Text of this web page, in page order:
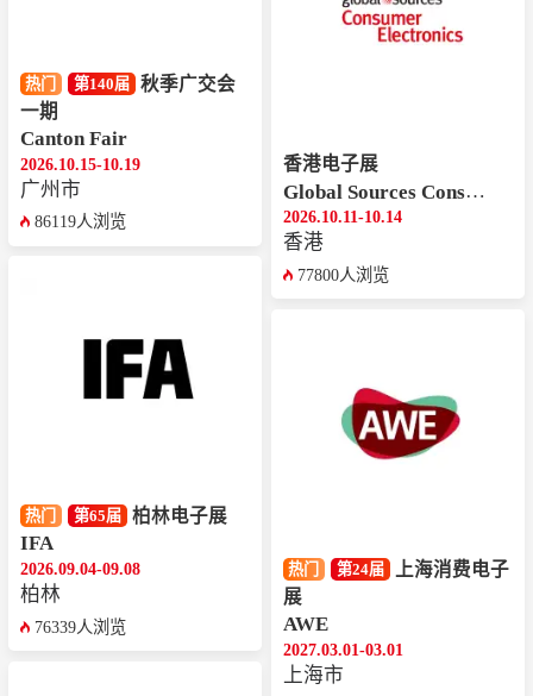
热门 第140届
秋季广交会
一期
Canton Fair
2026.10.15-10.19
广州市
86119人浏览
热门 第65届 柏林电子展
IFA
2026.09.04-09.08
柏林
76339人浏览
香港电子展
Global Sources Consumer Electronics
2026.10.11-10.14
香港
77800人浏览
热门 第24届
上海消费电子
展
AWE
2027.03.01-03.01
上海市